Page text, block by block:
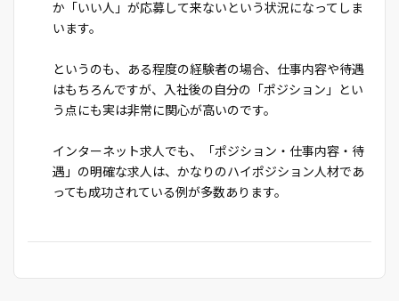
か「いい人」が応募して来ないという状況になってしま
います。
というのも、ある程度の経験者の場合、仕事内容や待遇
はもちろんですが、入社後の自分の「ポジション」とい
う点にも実は非常に関心が高いのです。
インターネット求人でも、「ポジション・仕事内容・待
遇」の明確な求人は、かなりのハイポジション人材であ
っても成功されている例が多数あります。